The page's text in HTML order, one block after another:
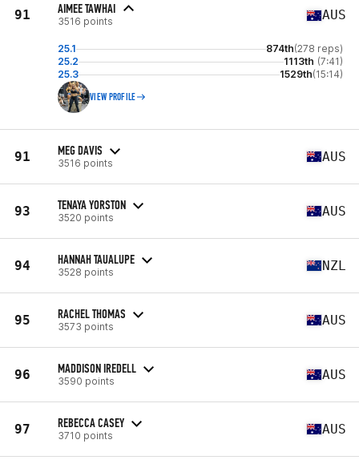
91 AIMEE TAWHAI
3516 points AUS
25.1 874th(278 reps)
25.2
1113th (7:41)
25.3
1529th(15:14)
VIEW PROFILE
91 MEG DAVIS
3516 points AUS
93 TENAYA YORSTON
3520 points AUS
94 HANNAH TAUALUPE
3528 points NZL
95 RACHEL THOMAS
3573 points AUS
96 MADDISON IREDELL
3590 points AUS
97 REBECCA CASEY
3710 points AUS